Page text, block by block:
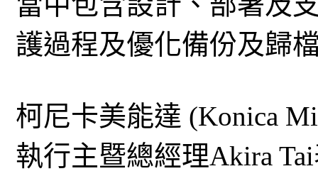
護過程及優化備份及歸
柯尼卡美能達 (Konica
執行主暨總經理Akira